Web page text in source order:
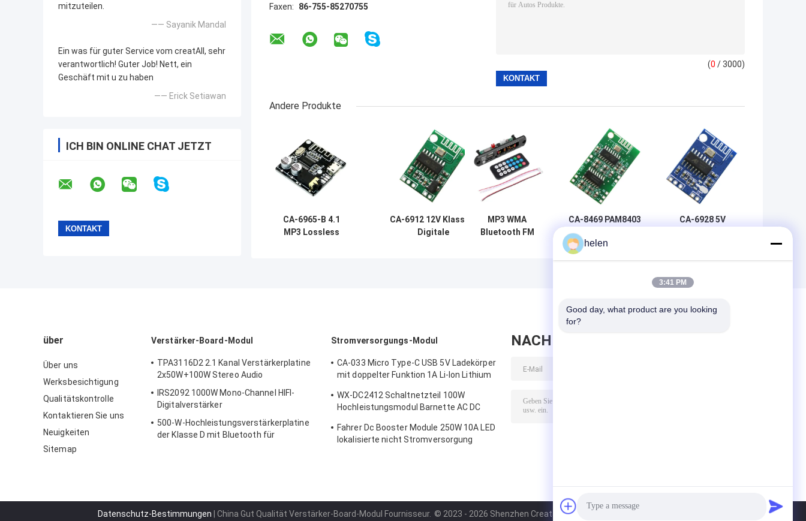
mitzuteilen.
—— Sayanik Mandal
Ein was für guter Service vom creatAll, sehr
verantwortlich! Guter Job! Nett, ein
Geschäft mit u zu haben
—— Erick Setiawan
ICH BIN ONLINE CHAT JETZT
Faxen:
86-755-85270755
(0 / 3000)
Andere Produkte
CA-6965-B 4.1
MP3 Lossless
CA-6912 12V Klasse D
Digitale
MP3 WMA
Bluetooth FM
CA-8469 PAM8403
Bluetooth-Audio-
Modul Verstärker
CA-6928 5V
Soundsystem
über
Über uns
Werksbesichtigung
Qualitätskontrolle
Kontaktieren Sie uns
Neuigkeiten
Sitemap
Verstärker-Board-Modul
TPA3116D2 2.1 Kanal Verstärkerplatine
2x50W+100W Stereo Audio
IRS2092 1000W Mono-Channel HIFI-
Digitalverstärker
500-W-Hochleistungsverstärkerplatine
der Klasse D mit Bluetooth für
Stromversorgungs-Modul
CA-033 Micro Type-C USB 5V Ladekörper
mit doppelter Funktion 1A Li-Ion Lithium
Schaltkreise Produkt
WX-DC2412 Schaltnetzteil 100W
Hochleistungsmodul Barnette AC DC
Fahrer Dc Booster Module 250W 10A LED
lokalisierte nicht Stromversorgung
NACHRICHT HINTERLASSEN
Datenschutz-Bestimmungen | China Gut Qualität Verstärker-Board-Modul Fournisseur. © 2023 - 2026 Shenzhen Creatall Electronics Co., Ltd.. All Rights Reserved.
helen
3:41 PM
Good day, what product are you looking
for?